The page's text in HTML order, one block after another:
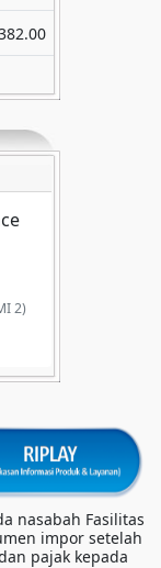
2)
nasabah Fasilitas
impor setelah
pajak kepada